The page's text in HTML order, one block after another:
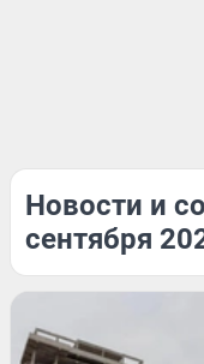
Новости и
сентября